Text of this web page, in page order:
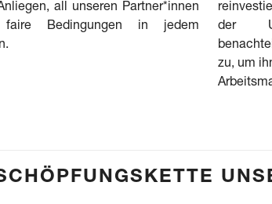
all unseren Partner*innen
Bedingungen in jedem
der
zu, um